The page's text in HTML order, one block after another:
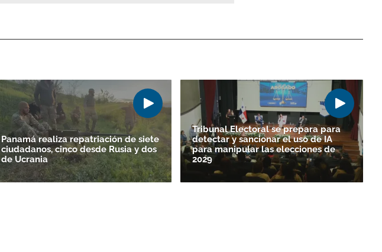
Panamá realiza repatriación de siete
ciudadanos, cinco desde Rusia y dos
de Ucrania
Tribunal Electoral se prepara para
detectar y sancionar el uso de IA
para manipular las elecciones de
2029